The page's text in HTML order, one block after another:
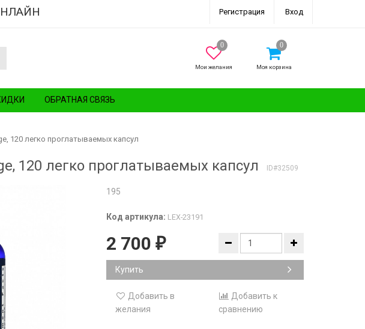
Регистрация Вход
Мои желания Моя корзина
ОБРАТНАЯ СВЯЗЬ
120 легко проглатываемых капсул
120 легко проглатываемых капсул ID#32509
195
Код артикула: LEX-23191
2 700 ₽
Купить
Добавить в
желания
Добавить к
сравнению